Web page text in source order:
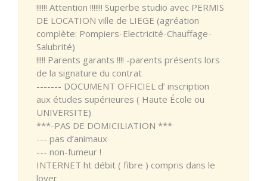
!!!!!! Attention !!!!!!! Superbe studio avec PERMIS
DE LOCATION ville de LIEGE (agréation
complète: Pompiers-Electricité-Chauffage-
Salubrité)
!!!!! Parents garants !!!! -parents présents lors
de la signature du contrat
------- DOCUMENT OFFICIEL d’ inscription
aux études supérieures ( Haute École ou
UNIVERSITE)
***-PAS DE DOMICILIATION ***
--- pas d’animaux
--- non-fumeur !
INTERNET ht débit ( fibre ) compris dans le
loyer